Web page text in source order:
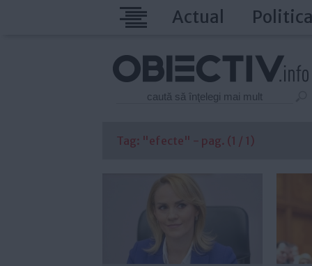
Actual
Tag: "efecte" - pag. (1 / 1)